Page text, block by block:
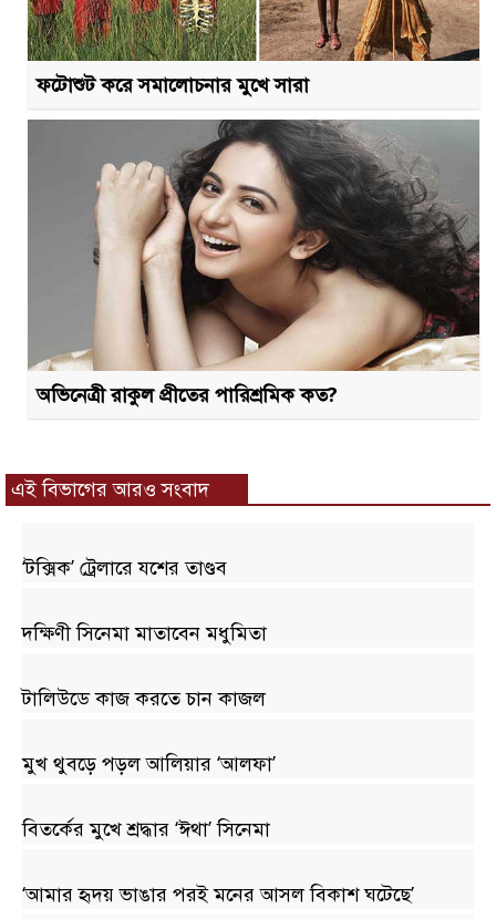
ফটোশুট করে সমালোচনার মুখে সারা
অভিনেত্রী রাকুল প্রীতের পারিশ্রমিক কত?
এই বিভাগের আরও সংবাদ
‘টক্সিক’ ট্রেলারে যশের তাণ্ডব
দক্ষিণী সিনেমা মাতাবেন মধুমিতা
টালিউডে কাজ করতে চান কাজল
মুখ থুবড়ে পড়ল আলিয়ার ‘আলফা’
বিতর্কের মুখে শ্রদ্ধার ‘ঈথা’ সিনেমা
‘আমার হৃদয় ভাঙার পরই মনের আসল বিকাশ ঘটেছে’